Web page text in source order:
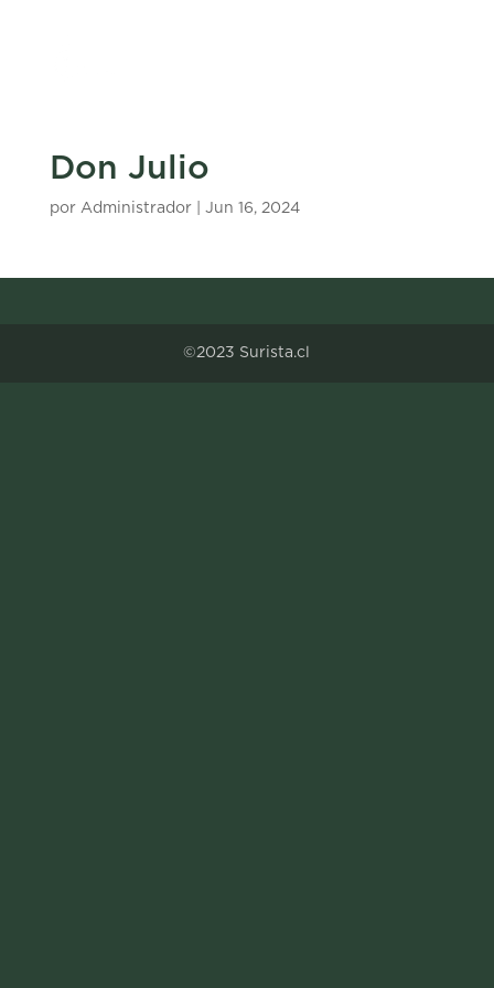
Don Julio
por Administrador| Jun 16, 2024
©2023 Surista.cl